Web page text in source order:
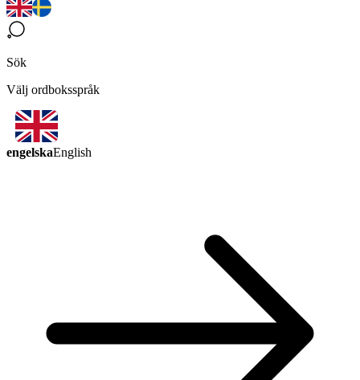
Sök
Välj ordboksspråk
engelskaEnglish